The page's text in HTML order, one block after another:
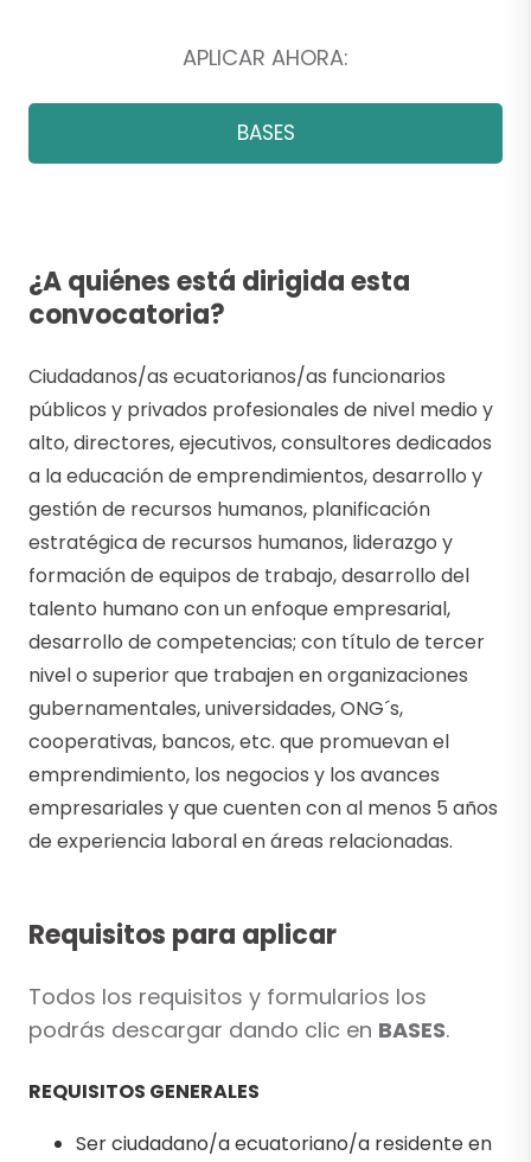
APLICAR AHORA:
BASES
¿A quiénes está dirigida esta
convocatoria?
Ciudadanos/as ecuatorianos/as funcionarios
públicos y privados profesionales de nivel medio y
alto, directores, ejecutivos, consultores dedicados
a la educación de emprendimientos, desarrollo y
gestión de recursos humanos, planificación
estratégica de recursos humanos, liderazgo y
formación de equipos de trabajo, desarrollo del
talento humano con un enfoque empresarial,
desarrollo de competencias; con título de tercer
nivel o superior que trabajen en organizaciones
gubernamentales, universidades, ONG´s,
cooperativas, bancos, etc. que promuevan el
emprendimiento, los negocios y los avances
empresariales y que cuenten con al menos 5 años
de experiencia laboral en áreas relacionadas.
Requisitos para aplicar
Todos los requisitos y formularios los
podrás descargar dando clic en BASES.
REQUISITOS GENERALES
Ser ciudadano/a ecuatoriano/a residente en